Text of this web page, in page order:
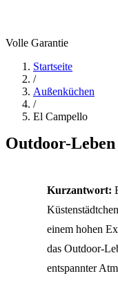
Volle Garantie
Startseite
/
Außenküchen
/
El Campello
Outdoor-
Kurzantwort:
einem hohen
das Outdoor-
entspannter